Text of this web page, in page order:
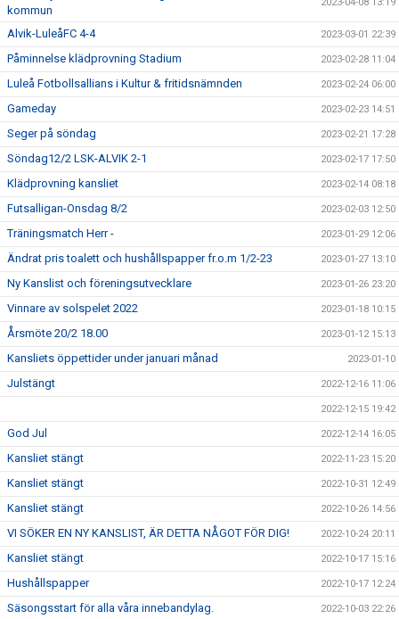
kommun
Alvik-LuleåFC 4-4 2023-03-01 22:39
Påminnelse klädprovning Stadium 2023-02-28 11:04
Luleå Fotbollsallians i Kultur & fritidsnämnden 2023-02-24 06:00
Gameday 2023-02-23 14:51
Seger på söndag 2023-02-21 17:28
Söndag12/2 LSK-ALVIK 2-1 2023-02-17 17:50
Klädprovning kansliet 2023-02-14 08:18
Futsalligan-Onsdag 8/2 2023-02-03 12:50
Träningsmatch Herr - 2023-01-29 12:06
Ändrat pris toalett och hushållspapper fr.o.m 1/2-23 2023-01-27 13:10
Ny Kanslist och föreningsutvecklare 2023-01-26 23:20
Vinnare av solspelet 2022 2023-01-18 10:15
Årsmöte 20/2 18.00 2023-01-12 15:13
Kansliets öppettider under januari månad 2023-01-10
Julstängt 2022-12-16 11:06
2022-12-15 19:42
God Jul 2022-12-14 16:05
Kansliet stängt 2022-11-23 15:20
Kansliet stängt 2022-10-31 12:49
Kansliet stängt 2022-10-26 14:56
VI SÖKER EN NY KANSLIST, ÄR DETTA NÅGOT FÖR DIG! 2022-10-24 20:11
Kansliet stängt 2022-10-17 15:16
Hushållspapper 2022-10-17 12:24
Säsongsstart för alla våra innebandylag. 2022-10-03 22:26